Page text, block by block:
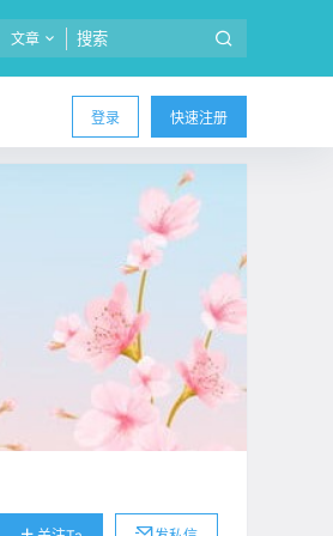
文章
登录 快速注册